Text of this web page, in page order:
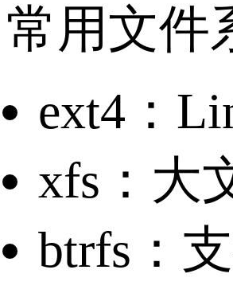
常用文件
ext4：
xfs：大
btrfs：